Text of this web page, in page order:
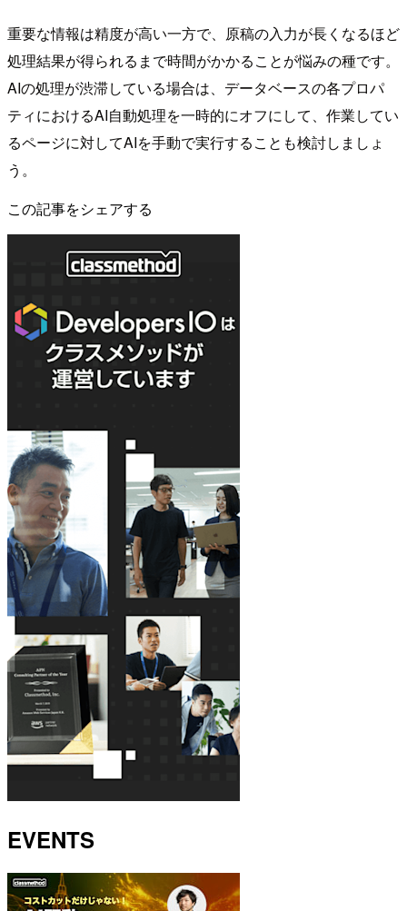
重要な情報は精度が高い一方で、原稿の入力が長くなるほど
処理結果が得られるまで時間がかかることが悩みの種です。
AIの処理が渋滞している場合は、データベースの各プロパ
ティにおけるAI自動処理を一時的にオフにして、作業してい
るページに対してAIを手動で実行することも検討しましょ
う。
この記事をシェアする
EVENTS